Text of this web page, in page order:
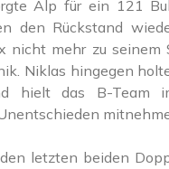
Alp für ein 121
den Rückstand
nicht mehr zu seinem
Niklas hingegen
hielt das B-Team
letzten beiden